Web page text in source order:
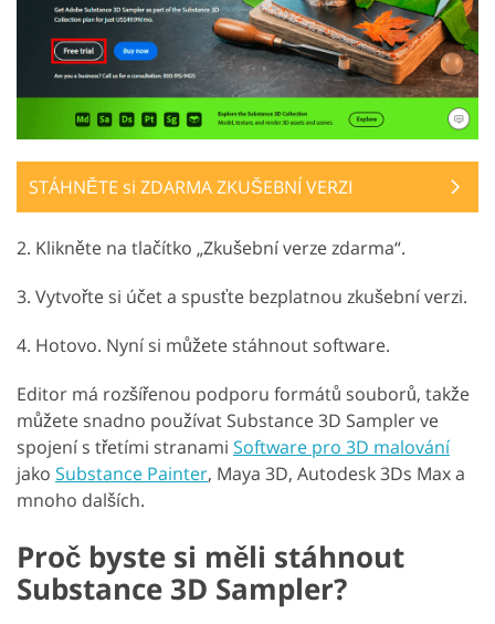
STÁHNĚTE si ZDARMA ZKUŠEBNÍ VERZI
2. Klikněte na tlačítko „Zkušební verze zdarma“.
3. Vytvořte si účet a spusťte bezplatnou zkušební verzi.
4. Hotovo. Nyní si můžete stáhnout software.
Editor má rozšířenou podporu formátů souborů, takže
můžete snadno používat Substance 3D Sampler ve
spojení s třetími stranami Software pro 3D malování
jako Substance Painter, Maya 3D, Autodesk 3Ds Max a
mnoho dalších.
Proč byste si měli stáhnout
Substance 3D Sampler?